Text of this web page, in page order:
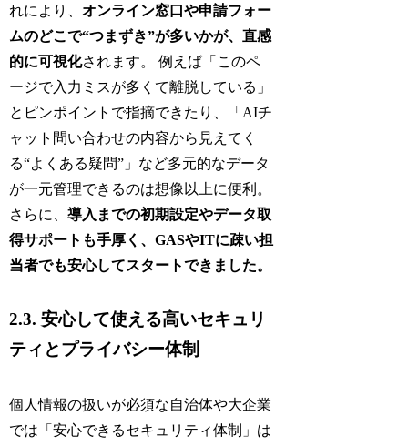
れにより、オンライン窓口や申請フォー
ムのどこで“つまずき”が多いかが、直感
的に可視化されます。 例えば「このペ
ージで入力ミスが多くて離脱している」
とピンポイントで指摘できたり、「AIチ
ャット問い合わせの内容から見えてく
る“よくある疑問”」など多元的なデータ
が一元管理できるのは想像以上に便利。
さらに、導入までの初期設定やデータ取
得サポートも手厚く、GASやITに疎い担
当者でも安心してスタートできました。
2.3. 安心して使える高いセキュリ
ティとプライバシー体制
個人情報の扱いが必須な自治体や大企業
では「安心できるセキュリティ体制」は